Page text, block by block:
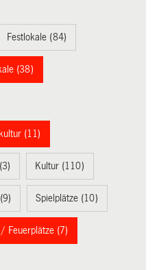
Festlokale (84)
(38)
(11)
Kultur (110)
Spielplätze (10)
Feuerplätze (7)